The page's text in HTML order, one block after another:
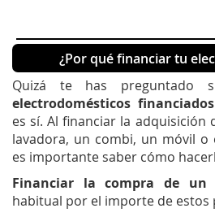
¿Por qué financiar tu
Quizá te has preguntado
electrodomésticos
es sí. Al financiar la adquisición
lavadora, un combi, un móvil o
es importante saber cómo
Financiar la compra de un
habitual por el importe de estos